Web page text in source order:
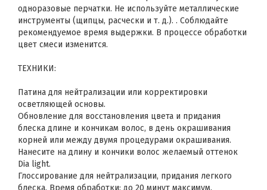
одноразовые перчатки. Не используйте металлические
инструменты (щипцы, расчески и т. д.). . Соблюдайте
рекомендуемое время выдержки. В процессе обработки
цвет смеси изменится.
ТЕХНИКИ:
Патина для нейтрализации или корректировки
осветляющей основы.
Обновление для восстановления цвета и придания
блеска длине и кончикам волос, в день окрашивания
корней или между двумя процедурами окрашивания.
Нанесите на длину и кончики волос желаемый оттенок
Dia light.
Глоссирование для нейтрализации, придания легкого
блеска. Время обработки: до 20 минут максимум.